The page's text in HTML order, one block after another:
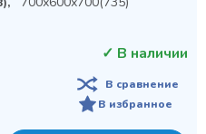
✓ В наличии
В сравнение
В избранное